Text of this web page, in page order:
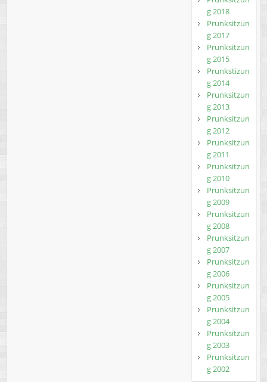
g 2018
Prunksitzun
g 2017
Prunksitzun
g 2015
Prunkstizun
g 2014
Prunksitzun
g 2013
Prunksitzun
g 2012
Prunksitzun
g 2011
Prunksitzun
g 2010
Prunksitzun
g 2009
Prunksitzun
g 2008
Prunksitzun
g 2007
Prunksitzun
g 2006
Prunksitzun
g 2005
Prunksitzun
g 2004
Prunksitzun
g 2003
Prunksitzun
g 2002